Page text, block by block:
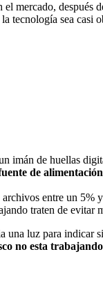
mercado,
tecnología sea
imán de huellas
de
entre un
traten de evitar
luz para indicar
no esta